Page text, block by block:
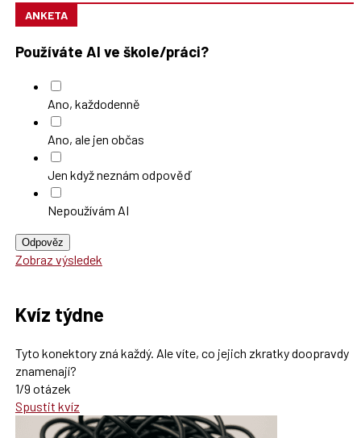
ANKETA
Používáte AI ve škole/práci?
Ano, každodenně
Ano, ale jen občas
Jen když neznám odpověď
Nepoužívám AI
Odpověz
Zobraz výsledek
Kvíz týdne
Tyto konektory zná každý. Ale víte, co jejich zkratky doopravdy
znamenají?
1/9 otázek
Spustit kvíz